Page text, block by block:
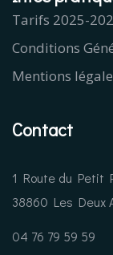
Tarifs 2025-
Conditions
Mentions
Contact
1 Route du Petit
38860 Les Deux
04 76 79 59 59